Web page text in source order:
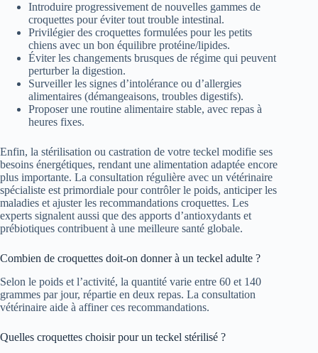
Introduire progressivement de nouvelles gammes de
croquettes pour éviter tout trouble intestinal.
Privilégier des croquettes formulées pour les petits
chiens avec un bon équilibre protéine/lipides.
Éviter les changements brusques de régime qui peuvent
perturber la digestion.
Surveiller les signes d’intolérance ou d’allergies
alimentaires (démangeaisons, troubles digestifs).
Proposer une routine alimentaire stable, avec repas à
heures fixes.
Enfin, la stérilisation ou castration de votre teckel modifie ses
besoins énergétiques, rendant une alimentation adaptée encore
plus importante. La consultation régulière avec un vétérinaire
spécialiste est primordiale pour contrôler le poids, anticiper les
maladies et ajuster les recommandations croquettes. Les
experts signalent aussi que des apports d’antioxydants et
prébiotiques contribuent à une meilleure santé globale.
Combien de croquettes doit-on donner à un teckel adulte ?
Selon le poids et l’activité, la quantité varie entre 60 et 140
grammes par jour, répartie en deux repas. La consultation
vétérinaire aide à affiner ces recommandations.
Quelles croquettes choisir pour un teckel stérilisé ?